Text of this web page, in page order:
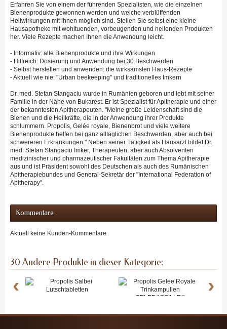
Erfahren Sie von einem der führenden Spezialisten, wie die einzelnen
Bienenprodukte gewonnen werden und welche verblüffenden
Heilwirkungen mit ihnen möglich sind. Stellen Sie selbst eine kleine
Hausapotheke mit wohltuenden, vorbeugenden und heilenden Produkten
her. Viele Rezepte machen Ihnen die Anwendung leicht.
- Informativ: alle Bienenprodukte und ihre Wirkungen
- Hilfreich: Dosierung und Anwendung bei 30 Beschwerden
- Selbst herstellen und anwenden: die wirksamsten Haus-Rezepte
- Aktuell wie nie: "Urban beekeeping" und traditionelles Imkern
Dr. med. Stefan Stangaciu wurde in Rumänien geboren und lebt mit seiner
Familie in der Nähe von Bukarest. Er ist Spezialist für Apitherapie und einer
der bekanntesten Apitherapeuten. "Meine große Leidenschaft sind die
Bienen und die Heilkräfte, die in der Anwendung ihrer Produkte
schlummern. Propolis, Gelée royale, Bienenbrot und viele weitere
Bienenprodukte helfen bei ganz alltäglichen Beschwerden, aber auch bei
schwereren Erkrankungen." Neben seiner Tätigkeit als Hausarzt bildet Dr.
med. Stefan Stangaciu Imker, Therapeuten, aber auch Absolventen
medizinischer und pharmazeutischer Fakultäten zum Thema Apitherapie
aus und ist Präsident sowohl des Deutschen als auch des Rumänischen
Apitherapiebundes und General-Sekretär der "International Federation of
Apitherapy".
Kommentare
Aktuell keine Kunden-Kommentare
30 Andere Produkte in dieser Kategorie:
‹ ›